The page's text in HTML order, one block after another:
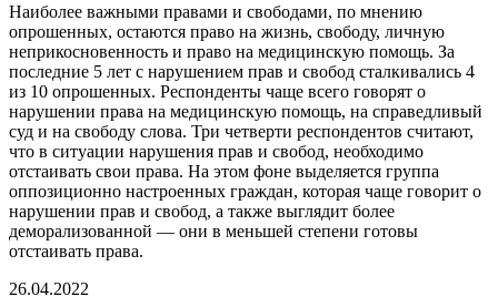
Наиболее важными правами и свободами, по мнению
опрошенных, остаются право на жизнь, свободу, личную
неприкосновенность и право на медицинскую помощь. За
последние 5 лет с нарушением прав и свобод сталкивались 4
из 10 опрошенных. Респонденты чаще всего говорят о
нарушении права на медицинскую помощь, на справедливый
суд и на свободу слова. Три четверти респондентов считают,
что в ситуации нарушения прав и свобод, необходимо
отстаивать свои права. На этом фоне выделяется группа
оппозиционно настроенных граждан, которая чаще говорит о
нарушении прав и свобод, а также выглядит более
деморализованной — они в меньшей степени готовы
отстаивать права.
26.04.2022